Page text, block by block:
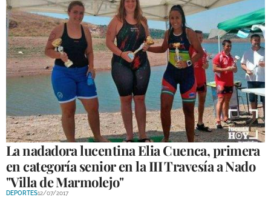
La nadadora lucentina Elia Cuenca, primera
en categoría senior en la III Travesía a Nado
"Villa de Marmolejo"
DEPORTES12/07/2017